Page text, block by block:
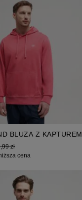
BLUZA Z KAPTUREM
zł
cena